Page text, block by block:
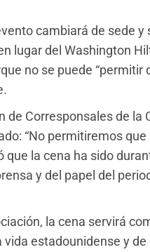
cambiará de sede y
lugar del Washington
no se puede “permitir
de Corresponsales de la
“No permitiremos
que la cena ha sido
y del papel del
la cena servirá
estadounidense y